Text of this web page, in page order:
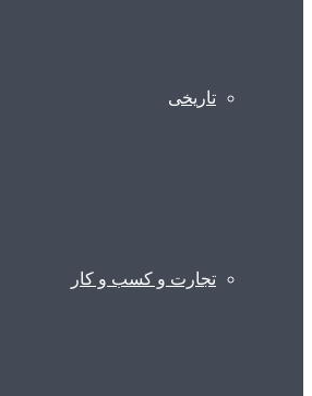
تاریخی
تجارت و کسب و کار